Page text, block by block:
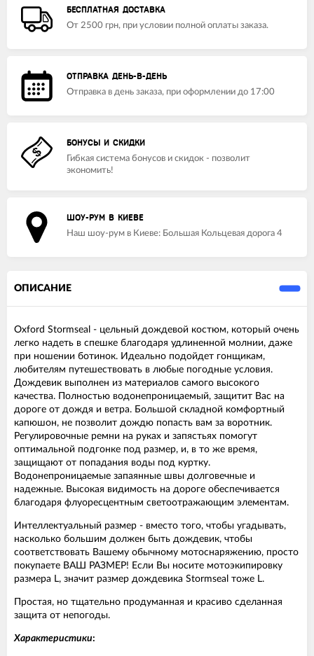
БЕСПЛАТНАЯ ДОСТАВКА
От 2500 грн, при условии полной оплаты заказа.
ОТПРАВКА ДЕНЬ-В-ДЕНЬ
Отправка в день заказа, при оформлении до 17:00
БОНУСЫ И СКИДКИ
Гибкая система бонусов и скидок - позволит
экономить!
ШОУ-РУМ В КИЕВЕ
Наш шоу-рум в Киеве: Большая Кольцевая дорога 4
ОПИСАНИЕ
Oxford Stormseal - цельный дождевой костюм, который очень
легко надеть в спешке благодаря удлиненной молнии, даже
при ношении ботинок. Идеально подойдет гонщикам,
любителям путешествовать в любые погодные условия.
Дождевик выполнен из материалов самого высокого
качества. Полностью водонепроницаемый, защитит Вас на
дороге от дождя и ветра. Большой складной комфортный
капюшон, не позволит дождю попасть вам за воротник.
Регулировочные ремни на руках и запястьях помогут
оптимальной подгонке под размер, и, в то же время,
защищают от попадания воды под куртку.
Водонепроницаемые запаянные швы долговечные и
надежные. Высокая видимость на дороге обеспечивается
благодаря флуоресцентным светоотражающим элементам.
Интеллектуальный размер - вместо того, чтобы угадывать,
насколько большим должен быть дождевик, чтобы
соответствовать Вашему обычному мотоснаряжению, просто
покупаете ВАШ РАЗМЕР! Если Вы носите мотоэкипировку
размера L, значит размер дождевика Stormseal тоже L.
Простая, но тщательно продуманная и красиво сделанная
защита от непогоды.
Характеристики: